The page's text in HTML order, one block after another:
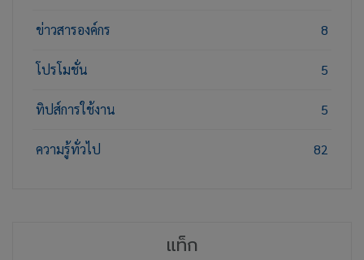
ข่าวสารองค์กร 8
โปรโมชั่น 5
ทิปส์การใช้งาน 5
ความรู้ทั่วไป 82
แท็ก